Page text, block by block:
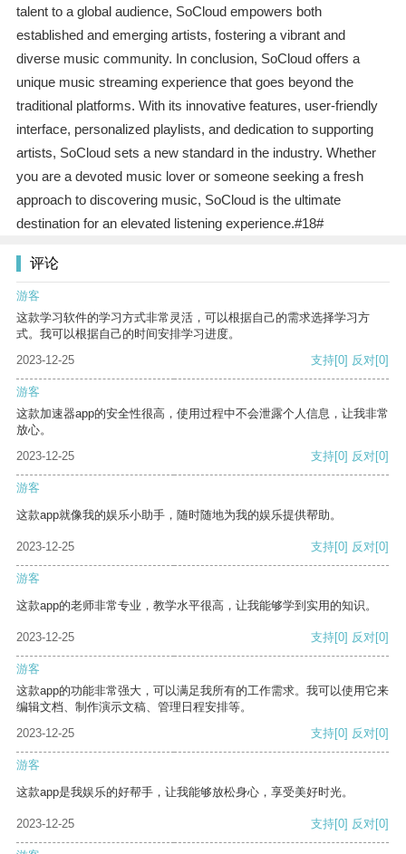
talent to a global audience, SoCloud empowers both
established and emerging artists, fostering a vibrant and
diverse music community. In conclusion, SoCloud offers a
unique music streaming experience that goes beyond the
traditional platforms. With its innovative features, user-friendly
interface, personalized playlists, and dedication to supporting
artists, SoCloud sets a new standard in the industry. Whether
you are a devoted music lover or someone seeking a fresh
approach to discovering music, SoCloud is the ultimate
destination for an elevated listening experience.#18#
评论
游客
这款学习软件的学习方式非常灵活，可以根据自己的需求选择学习方
式。我可以根据自己的时间安排学习进度。
2023-12-25
支持[0] 反对[0]
游客
这款加速器app的安全性很高，使用过程中不会泄露个人信息，让我非常
放心。
2023-12-25
支持[0] 反对[0]
游客
这款app就像我的娱乐小助手，随时随地为我的娱乐提供帮助。
2023-12-25 支持[0] 反对[0]
游客
这款app的老师非常专业，教学水平很高，让我能够学到实用的知识。
2023-12-25 支持[0] 反对[0]
游客
这款app的功能非常强大，可以满足我所有的工作需求。我可以使用它来
编辑文档、制作演示文稿、管理日程安排等。
2023-12-25
支持[0] 反对[0]
游客
这款app是我娱乐的好帮手，让我能够放松身心，享受美好时光。
2023-12-25 支持[0] 反对[0]